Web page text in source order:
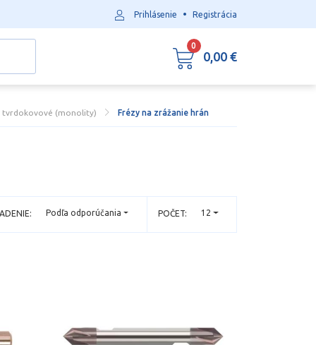
tvrdokovové (monolity) Frézy na zrážanie hrán
POČET: 12
Podľa odporúčania
Prihlásenie • Registrácia
0
0,00 €